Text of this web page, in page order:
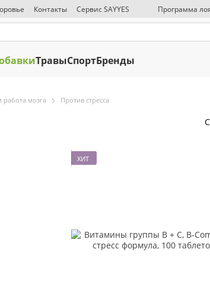
Контакты Сервис SAYYES Программа
Публичная оферта Политика
ТравыСпортБренды
работа мозга Против стресса
ХИТ